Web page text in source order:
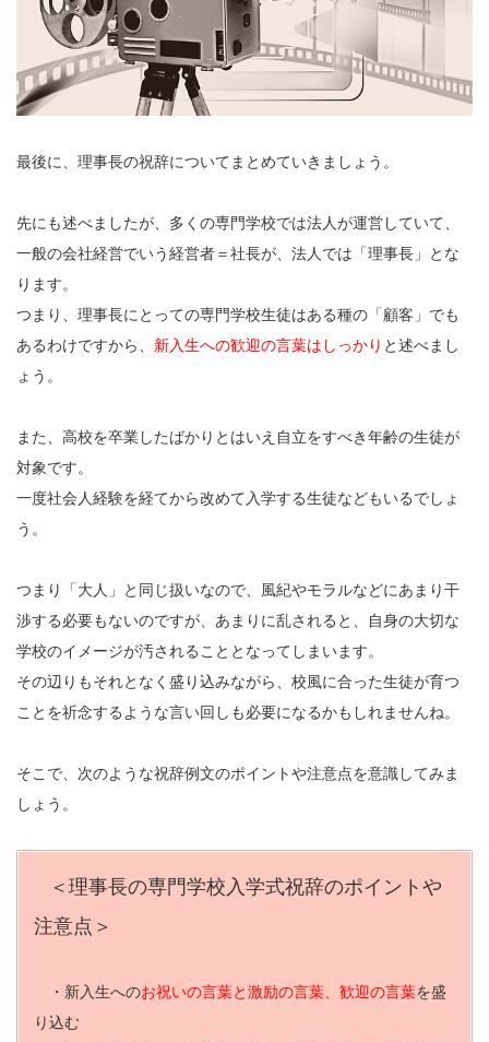
最後に、理事長の祝辞についてまとめていきましょう。
先にも述べましたが、多くの専門学校では法人が運営していて、
一般の会社経営でいう経営者＝社長が、法人では「理事長」とな
ります。
つまり、理事長にとっての専門学校生徒はある種の「顧客」でも
あるわけですから、 新入生への歓迎の言葉はしっかり と述べまし
ょう。
また、高校を卒業したばかりとはいえ自立をすべき年齢の生徒が
対象です。
一度社会人経験を経てから改めて入学する生徒などもいるでしょ
う。
つまり「大人」と同じ扱いなので、風紀やモラルなどにあまり干
渉する必要もないのですが、あまりに乱されると、自身の大切な
学校のイメージが汚されることとなってしまいます。
その辺りもそれとなく盛り込みながら、校風に合った生徒が育つ
ことを祈念するような言い回しも必要になるかもしれませんね。
そこで、次のような祝辞例文のポイントや注意点を意識してみま
しょう。
＜理事長の専門学校入学式祝辞のポイントや
注意点＞
・新入生へのお祝いの言葉と激励の言葉、歓迎の言葉を盛
り込む